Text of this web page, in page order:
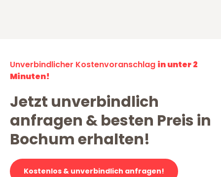
Unverbindlicher Kostenvoranschlag in unter 2
Minuten!
Jetzt unverbindlich
anfragen & besten Preis in
Bochum erhalten!
Kostenlos & unverbindlich anfragen!